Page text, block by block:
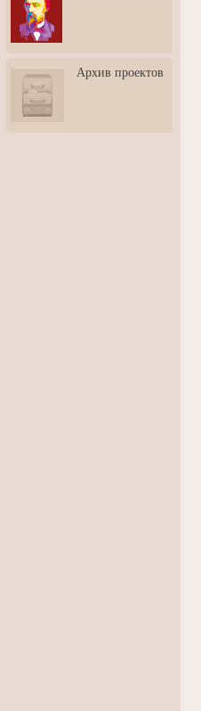
3: Обусловленности
человека и их влияние на
карьеру
скульптором Дмитрием
Тугариновым
АртБульвар в День города
Архив проектов